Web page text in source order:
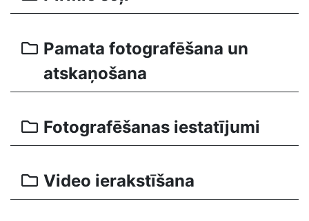
Pamata fotografēšana un
atskaņošana
Fotografēšanas iestatījumi
Video ierakstīšana